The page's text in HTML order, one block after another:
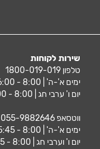
שירות לקוחות
טלפון 1800-019-019
ימים א'-ה' | 8:00 - 16:00
יום ו' ערבי חג | 8:00 - 13:00
ווטסאפ 055-9882646
ימים א'-ה' | 8:00 - 15:45
יום ו' וערבי חג | 8:00 - 11:45